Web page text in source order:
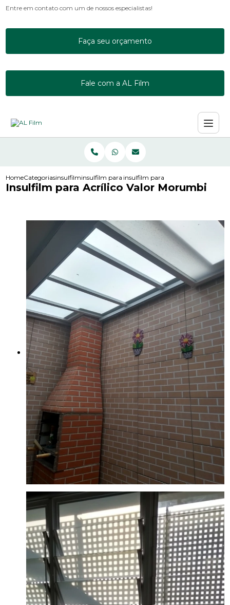
Entre em contato com um de nossos especialistas!
Faça seu orçamento
Fale com a AL Film
HomeCategoriasinsulfilminsulfilm para acrilicoinsulfilm para acrilico valor
Insulfilm para Acrílico Valor Morumbi